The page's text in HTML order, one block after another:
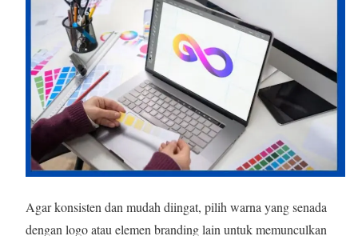
Agar konsisten dan mudah diingat, pilih warna yang senada
dengan logo atau elemen branding lain untuk memunculkan